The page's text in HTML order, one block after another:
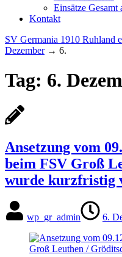
Einsätze
Kontakt
SV Germania 1910 Ruhland
Dezember→ 6.
Tag: 6.
Ansetzung vom
beim FSV Groß
wurde kurzfristig
wp_gr_admin 6.